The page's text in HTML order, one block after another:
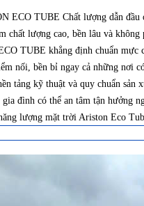
ECO TUBE Chất lượng dẫn
chất lượng cao, bền lâu và
TUBE khẳng định chuẩn
nối, bền bỉ ngay cả những nơi
tảng kỹ thuật và quy chuẩn
đình có thể an tâm tận hưởng
lượng mặt trời Ariston Eco